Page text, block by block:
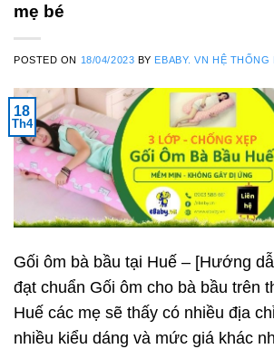
mẹ bé
POSTED ON 18/04/2023 BY EBABY. VN HỆ THỐNG
18
Th4
Gối ôm bà bầu tại Huế – [Hướng
đạt chuẩn Gối ôm cho bà bầu trên
Huế các mẹ sẽ thấy có nhiều địa
nhiều kiểu dáng và mức giá khác